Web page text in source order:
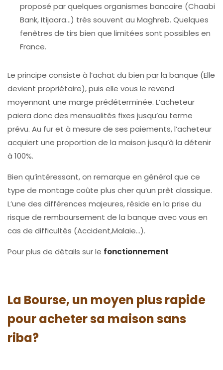
proposé par quelques organismes bancaire (Chaabi
Bank, Itijaara…) très souvent au Maghreb. Quelques
fenêtres de tirs bien que limitées sont possibles en
France.
Le principe consiste à l’achat du bien par la banque (Elle
devient propriétaire), puis elle vous le revend
moyennant une marge prédéterminée. L’acheteur
paiera donc des mensualités fixes jusqu’au terme
prévu. Au fur et à mesure de ses paiements, l’acheteur
acquiert une proportion de la maison jusqu’à la détenir
à 100%.
Bien qu’intéressant, on remarque en général que ce
type de montage coûte plus cher qu’un prêt classique.
L’une des différences majeures, réside en la prise du
risque de remboursement de la banque avec vous en
cas de difficultés (Accident,Malaie…).
Pour plus de détails sur le fonctionnement
La Bourse, un moyen plus rapide
pour acheter sa maison sans
riba?